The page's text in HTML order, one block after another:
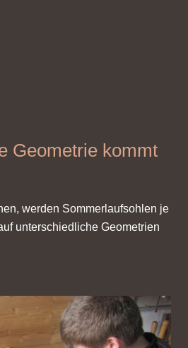
Geometrie kommt
werden Sommerlaufsohlen je
unterschiedliche Geometrien